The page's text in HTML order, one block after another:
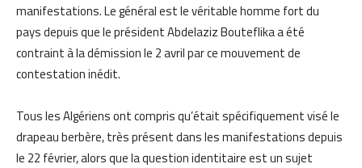
manifestations. Le général est le véritable homme fort du
pays depuis que le président Abdelaziz Bouteflika a été
contraint à la démission le 2 avril par ce mouvement de
contestation inédit.
Tous les Algériens ont compris qu’était spécifiquement visé le
drapeau berbère, très présent dans les manifestations depuis
le 22 février, alors que la question identitaire est un sujet